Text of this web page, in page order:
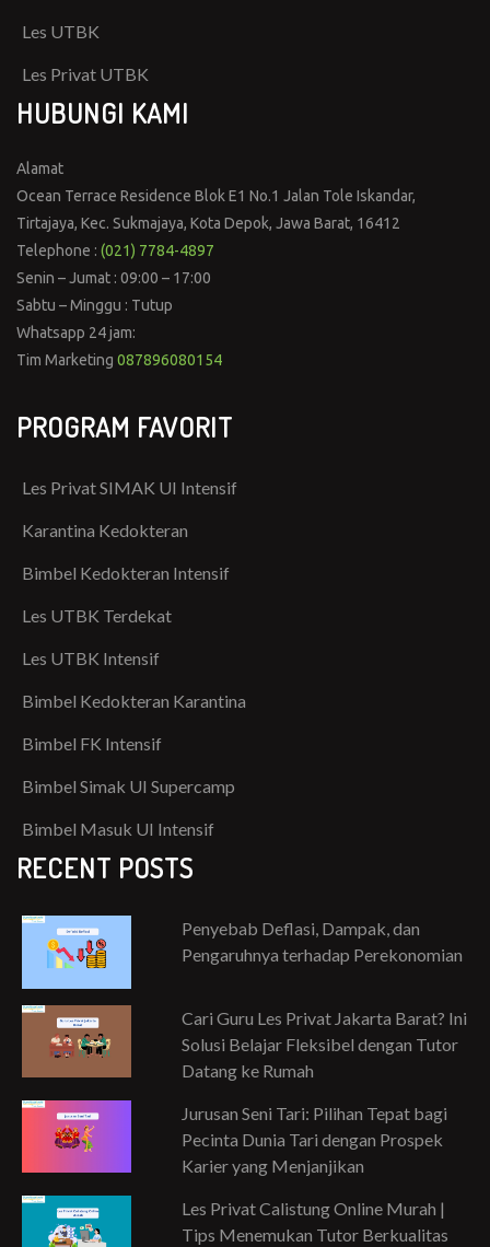
Les UTBK
Les Privat UTBK
HUBUNGI KAMI
Alamat
Ocean Terrace Residence Blok E1 No.1 Jalan Tole Iskandar,
Tirtajaya, Kec. Sukmajaya, Kota Depok, Jawa Barat, 16412
Telephone : (021) 7784-4897
Senin – Jumat : 09:00 – 17:00
Sabtu – Minggu : Tutup
Whatsapp 24 jam:
Tim Marketing 087896080154
PROGRAM FAVORIT
Les Privat SIMAK UI Intensif
Karantina Kedokteran
Bimbel Kedokteran Intensif
Les UTBK Terdekat
Les UTBK Intensif
Bimbel Kedokteran Karantina
Bimbel FK Intensif
Bimbel Simak UI Supercamp
Bimbel Masuk UI Intensif
RECENT POSTS
Penyebab Deflasi, Dampak, dan
Pengaruhnya terhadap Perekonomian
Cari Guru Les Privat Jakarta Barat? Ini
Solusi Belajar Fleksibel dengan Tutor
Datang ke Rumah
Jurusan Seni Tari: Pilihan Tepat bagi
Pecinta Dunia Tari dengan Prospek
Karier yang Menjanjikan
Les Privat Calistung Online Murah |
Tips Menemukan Tutor Berkualitas